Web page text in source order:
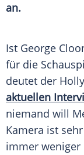
an.
Ist George
für die
deutet der
aktuellen
niemand will
Kamera ist
immer weniger